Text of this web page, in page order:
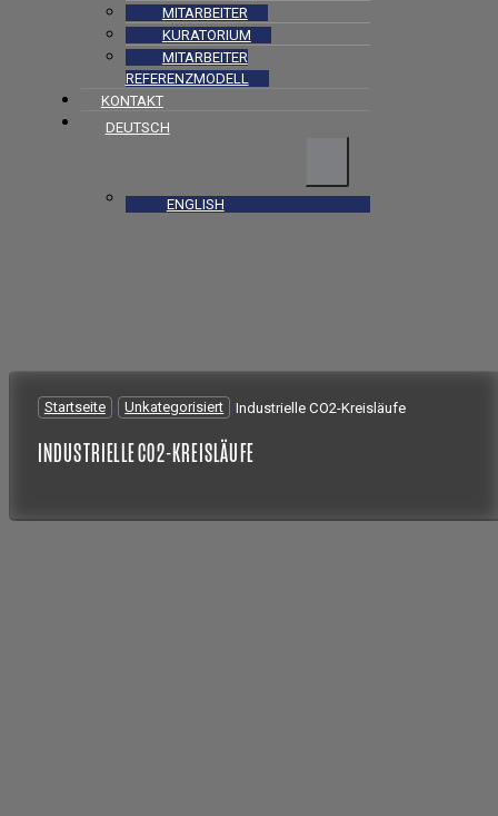
MITARBEITER
KURATORIUM
MITARBEITER
REFERENZMODELL
KONTAKT
DEUTSCH
ENGLISH
Startseite / Unkategorisiert /Industrielle CO2-Kreisläufe
INDUSTRIELLE CO2-KREISLÄUFE